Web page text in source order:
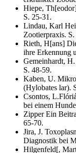
Hiepe,
S. 25-31.
Lindau, Karl
Zootierpraxis.
Rieth, H[ans]
ihre Erkennung
Gemeinhardt, H.
S. 48-59.
Kaben, U.
(Hylobates lar).
Csontos, L.
bei einem
Zipper Ein
65-70.
Jira, J.
Diagnostik bei
Hilgenfeld[,